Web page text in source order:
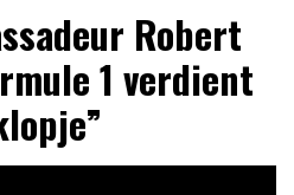
Robert
1 verdient